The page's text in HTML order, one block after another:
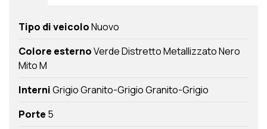
Tipo di veicoloNuovo
Colore esternoVerde Distretto Metallizzato Nero
Mito M
InterniGrigio Granito-Grigio Granito-Grigio
Porte 5